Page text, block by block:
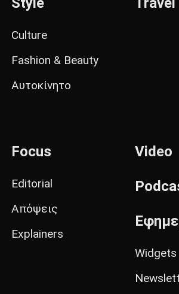
Culture
Fashion & Beauty
Αυτοκίνητο
Focus
Editorial
Απόψεις
Explainers
Video
Widgets